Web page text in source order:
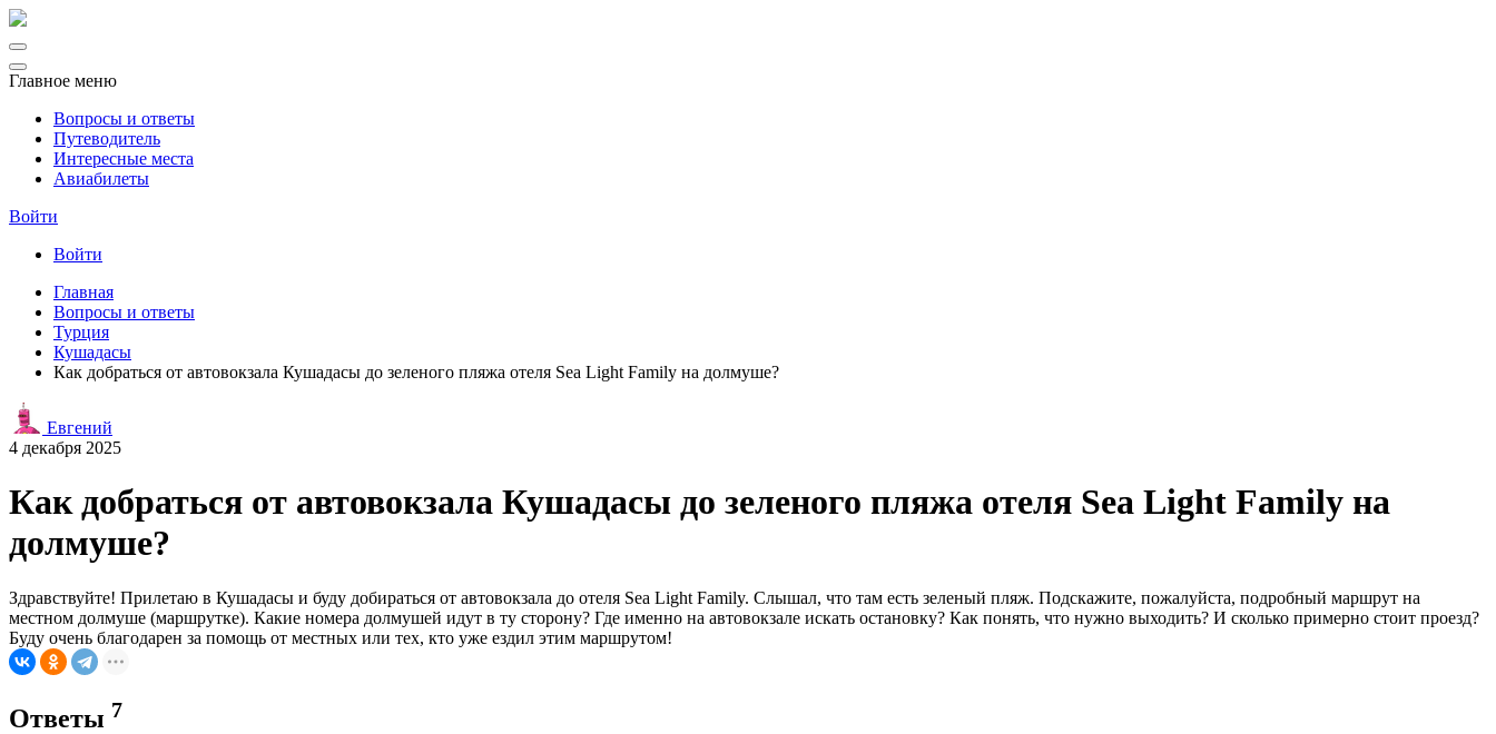
Главное меню
Вопросы и ответы
Путеводитель
Интересные места
Авиабилеты
Войти
Войти
Главная
Вопросы и ответы
Турция
Кушадасы
Как добраться от автовокзала Кушадасы до зеленого пляжа отеля Sea Light Family на долмуше?
Евгений
4 декабря 2025
Как добраться от автовокзала Кушадасы до зеленого пляжа отеля Sea Light Family на
долмуше?
Здравствуйте! Прилетаю в Кушадасы и буду добираться от автовокзала до отеля Sea Light Family. Слышал, что там есть зеленый пляж. Подскажите, пожалуйста, подробный маршрут на
местном долмуше (маршрутке). Какие номера долмушей идут в ту сторону? Где именно на автовокзале искать остановку? Как понять, что нужно выходить? И сколько примерно стоит проезд?
Буду очень благодарен за помощь от местных или тех, кто уже ездил этим маршрутом!
Ответы 7